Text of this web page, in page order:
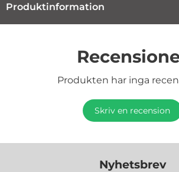
Produktinformation
Produkten har inga
Skriv en recension
Nyhetsbrev